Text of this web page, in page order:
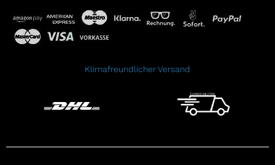
Klimafreundlicher Versand